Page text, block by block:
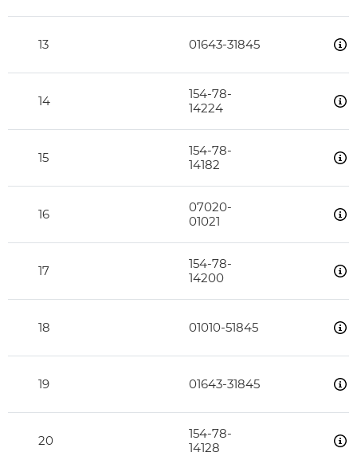
13 01643-31845
14
154-78-
14224
15
154-78-
14182
16
07020-
01021
17
154-78-
14200
18 01010-51845
19 01643-31845
20
154-78-
14128